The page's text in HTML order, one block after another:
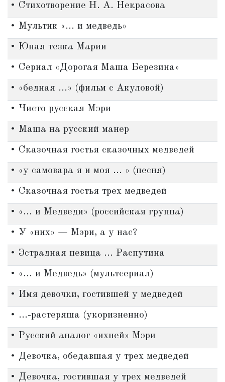
• Стихотворение Н. А. Некрасова
• Мультик «... и медведь»
• Юная тезка Марии
• Сериал «Дорогая Маша Березина»
• «бедная ...» (фильм с Акуловой)
• Чисто русская Мэри
• Маша на русский манер
• Сказочная гостья сказочных медведей
• «у самовара я и моя ... » (песня)
• Сказочная гостья трех медведей
• «... и Медведи» (российская группа)
• У «них» — Мэри, а у нас?
• Эстрадная певица ... Распутина
• «... и Медведь» (мультсериал)
• Имя девочки, гостившей у медведей
• ...-растеряша (укоризненно)
• Русский аналог «ихней» Мэри
• Девочка, обедавшая у трех медведей
• Девочка, гостившая у трех медведей